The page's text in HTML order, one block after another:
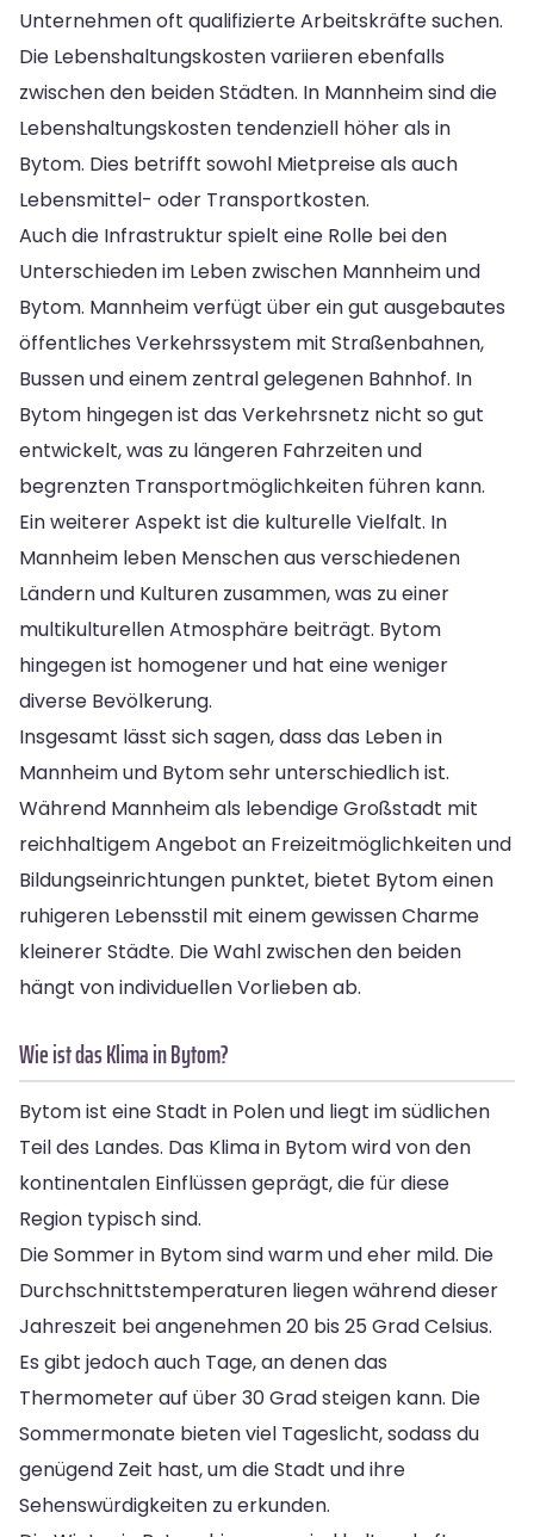
Unternehmen oft qualifizierte Arbeitskräfte suchen.
Die Lebenshaltungskosten variieren ebenfalls
zwischen den beiden Städten. In Mannheim sind die
Lebenshaltungskosten tendenziell höher als in
Bytom. Dies betrifft sowohl Mietpreise als auch
Lebensmittel- oder Transportkosten.
Auch die Infrastruktur spielt eine Rolle bei den
Unterschieden im Leben zwischen Mannheim und
Bytom. Mannheim verfügt über ein gut ausgebautes
öffentliches Verkehrssystem mit Straßenbahnen,
Bussen und einem zentral gelegenen Bahnhof. In
Bytom hingegen ist das Verkehrsnetz nicht so gut
entwickelt, was zu längeren Fahrzeiten und
begrenzten Transportmöglichkeiten führen kann.
Ein weiterer Aspekt ist die kulturelle Vielfalt. In
Mannheim leben Menschen aus verschiedenen
Ländern und Kulturen zusammen, was zu einer
multikulturellen Atmosphäre beiträgt. Bytom
hingegen ist homogener und hat eine weniger
diverse Bevölkerung.
Insgesamt lässt sich sagen, dass das Leben in
Mannheim und Bytom sehr unterschiedlich ist.
Während Mannheim als lebendige Großstadt mit
reichhaltigem Angebot an Freizeitmöglichkeiten und
Bildungseinrichtungen punktet, bietet Bytom einen
ruhigeren Lebensstil mit einem gewissen Charme
kleinerer Städte. Die Wahl zwischen den beiden
hängt von individuellen Vorlieben ab.
Wie ist das Klima in Bytom?
Bytom ist eine Stadt in Polen und liegt im südlichen
Teil des Landes. Das Klima in Bytom wird von den
kontinentalen Einflüssen geprägt, die für diese
Region typisch sind.
Die Sommer in Bytom sind warm und eher mild. Die
Durchschnittstemperaturen liegen während dieser
Jahreszeit bei angenehmen 20 bis 25 Grad Celsius.
Es gibt jedoch auch Tage, an denen das
Thermometer auf über 30 Grad steigen kann. Die
Sommermonate bieten viel Tageslicht, sodass du
genügend Zeit hast, um die Stadt und ihre
Sehenswürdigkeiten zu erkunden.